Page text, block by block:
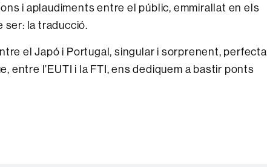
i aplaudiments entre el públic, emmirallat en els
ser: la traducció.
el Japó i Portugal, singular i sorprenent, perfecta
entre l’EUTI i la FTI, ens dediquem a bastir ponts